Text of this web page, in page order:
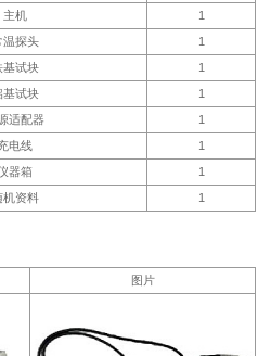
主机
1
温探头
1
基试块
1
基试块
1
适配器
1
电线
1
器箱
1
机资料 1
图片